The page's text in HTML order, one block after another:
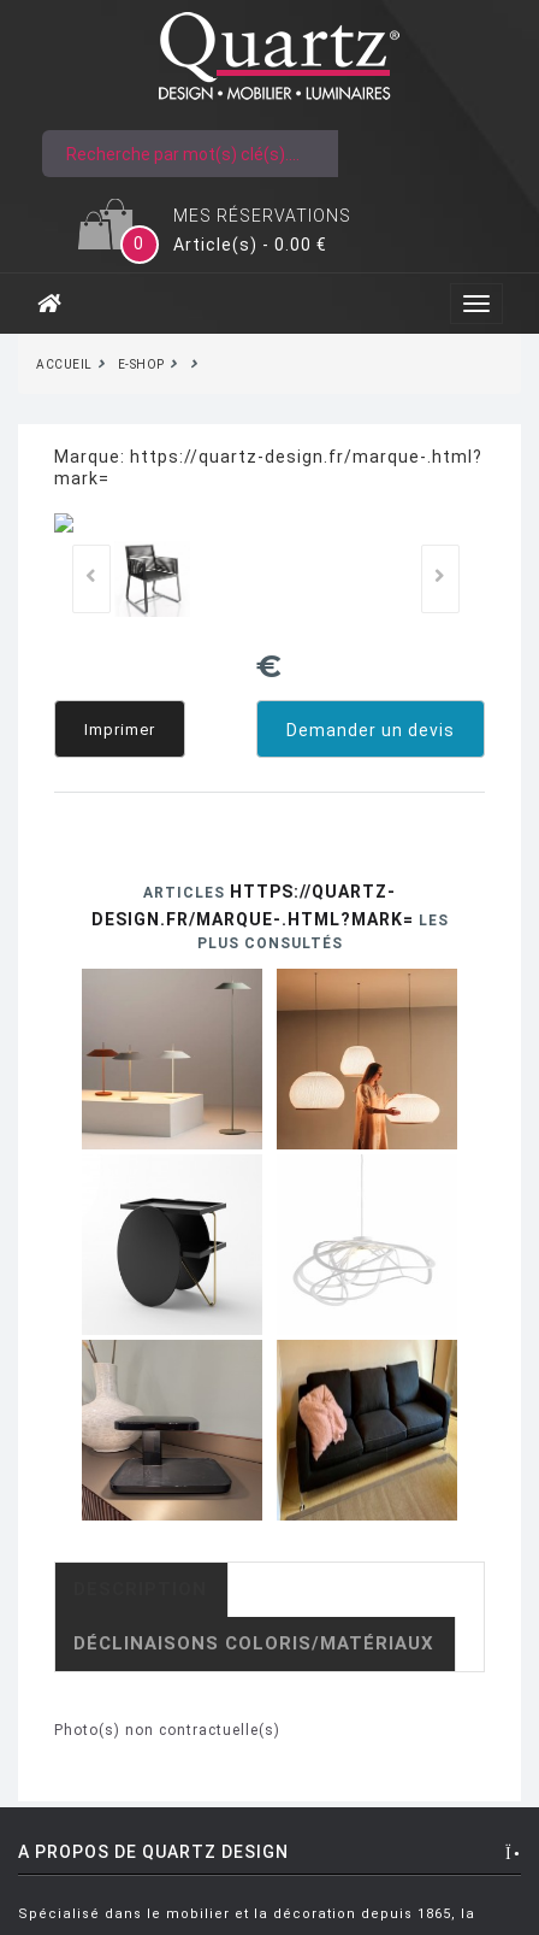
MES RÉSERVATIONS
0
Article(s) - 0.00 €
ACCUEIL E-SHOP
Marque: https://quartz-design.fr/marque-.html?
mark=
€
Demander un devis
Imprimer
ARTICLES HTTPS://QUARTZ-
DESIGN.FR/MARQUE-.HTML?MARK= LES
PLUS CONSULTÉS
DÉCLINAISONS COLORIS/MATÉRIAUX
Photo(s) non contractuelle(s)
A PROPOS DE QUARTZ DESIGN
Spécialisé dans le mobilier et la décoration depuis 1865, la